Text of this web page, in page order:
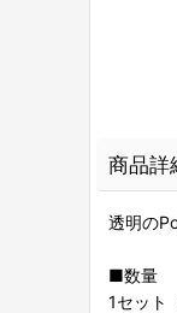
商品詳
透明の
■数量
1セット